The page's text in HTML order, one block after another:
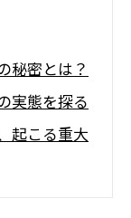
秘密とは？
実態を探る
起こる重大
果的な修理